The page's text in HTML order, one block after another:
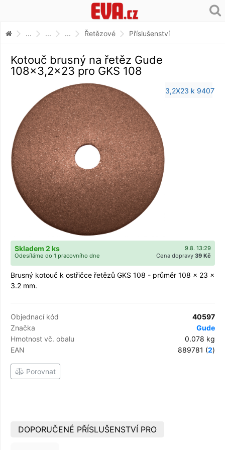
... ... ... Řetězové Příslušenství
Kotouč brusný na řetěz Gude
108x3,2x23 pro GKS 108
9.8. 13:29
Skladem 2 ks
Cena dopravy 39 Kč
Odesíláme do 1 pracovního dne
Brusný kotouč k ostřičce řetězů GKS 108 - průměr 108 x 23 x
3.2 mm.
Objednací kód
40597
Značka
Gude
Hmotnost vč. obalu
0.078 kg
EAN
889781 (2)
Porovnat
DOPORUČENÉ PŘÍSLUŠENSTVÍ PRO